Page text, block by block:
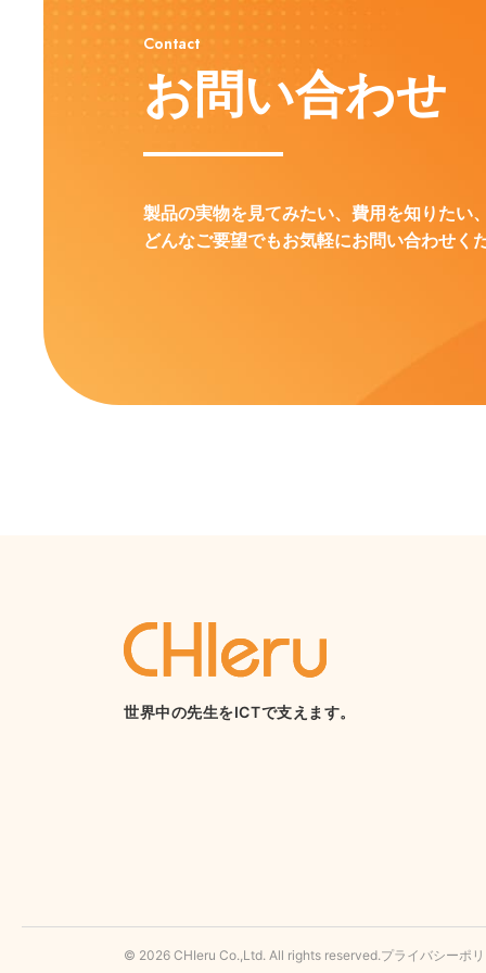
Contact
お問い合わせ
製品の実物を見てみたい、費用を知りたい
どんなご要望でもお気軽にお問い合わせく
世界中の先生をICTで支えます。
© 2026 CHIeru Co.,Ltd. All rights reserved.プライバシーポ